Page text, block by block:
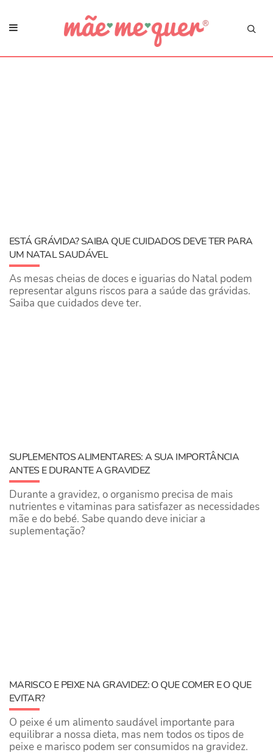
ESTÁ GRÁVIDA? SAIBA QUE CUIDADOS DEVE TER PARA
UM NATAL SAUDÁVEL
As mesas cheias de doces e iguarias do Natal podem
representar alguns riscos para a saúde das grávidas.
Saiba que cuidados deve ter.
SUPLEMENTOS ALIMENTARES: A SUA IMPORTÂNCIA
ANTES E DURANTE A GRAVIDEZ
Durante a gravidez, o organismo precisa de mais
nutrientes e vitaminas para satisfazer as necessidades
mãe e do bebé. Sabe quando deve iniciar a
suplementação?
MARISCO E PEIXE NA GRAVIDEZ: O QUE COMER E O QUE
EVITAR?
O peixe é um alimento saudável importante para
equilibrar a nossa dieta, mas nem todos os tipos de
peixe e marisco podem ser consumidos na gravidez.